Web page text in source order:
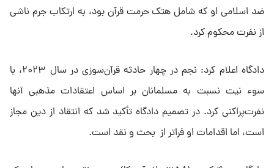
ضد اسلامی او که شامل هتک حرمت قرآن بود، به ارتکاب جرم ناشی
از نفرت محکوم کرد.
دادگاه اعلام کرد: نجم در چهار حادثه قرآن‌سوزی در سال ۲۰۲۳، با
سوء نیت نسبت به مسلمانان بر اساس اعتقادات مذهبی آنها
نفرت‌پراکنی کرد. در تصمیم دادگاه تأکید شد که انتقاد از دین مجاز
است، اما اقدامات او فراتر از بحث و نقد است.